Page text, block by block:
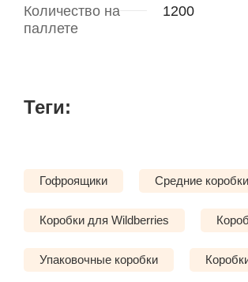
Количество на
паллете
1200
Теги:
Гофроящики Средние коробки
Коробки для Wildberries
Упаковочные коробки